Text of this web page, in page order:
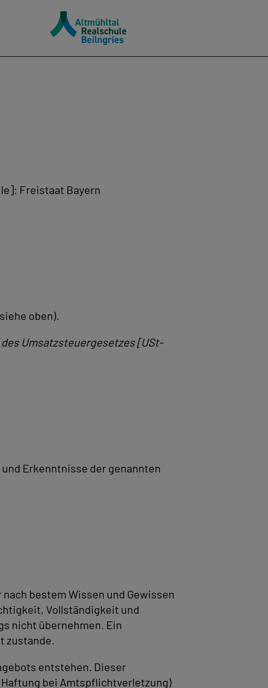
Freistaat Bayern
oben).
des Umsatzsteuergesetzes [USt-
Erkenntnisse der genannten
bestem Wissen und Gewissen
Vollständigkeit und
nicht übernehmen. Ein
zustande.
entstehen. Dieser
bei Amtspflichtverletzung)